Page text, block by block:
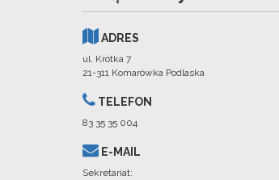
ADRES
ul. Krótka 7
21-311 Komarówka Podlaska
TELEFON
83 35 35 004
E-MAIL
Sekretariat: